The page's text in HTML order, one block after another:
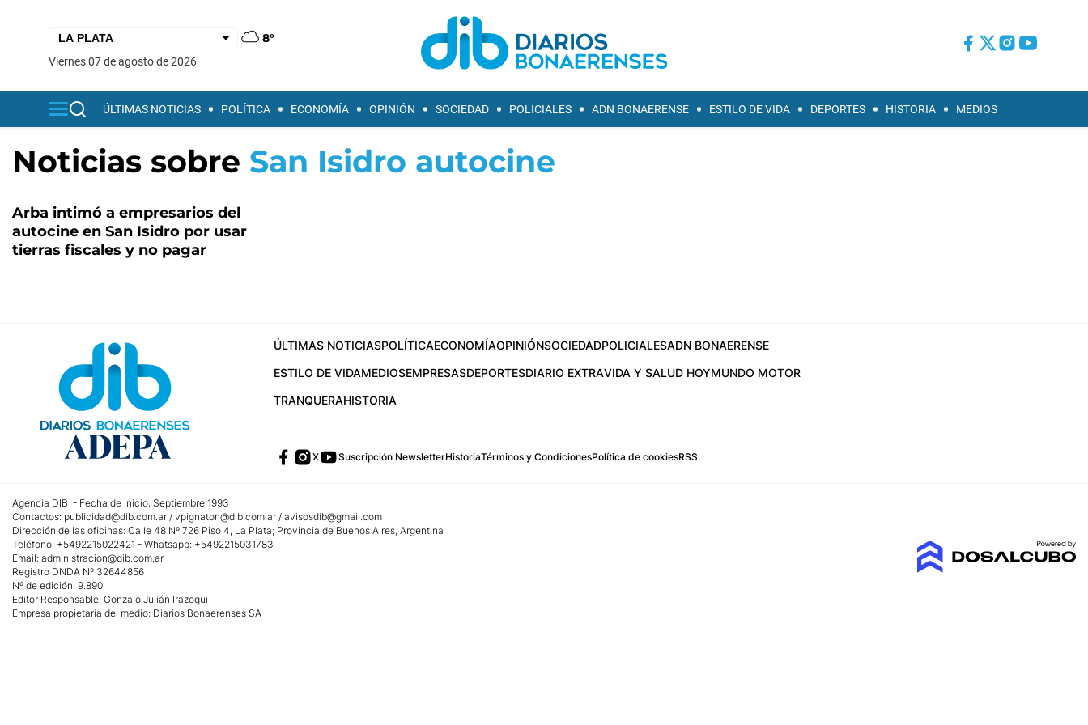
8°
viernes 07 de agosto de 2026
ÚLTIMAS NOTICIAS POLÍTICA ECONOMÍA OPINIÓN SOCIEDAD POLICIALES ADN BONAERENSE ESTILO DE VIDA DEPORTES HISTORIA MEDIOS
Noticias sobre San Isidro autocine
Arba intimó a empresarios del
autocine en San Isidro por usar
tierras fiscales y no pagar
ÚLTIMAS NOTICIASPOLÍTICAECONOMÍAOPINIÓNSOCIEDADPOLICIALESADN BONAERENSE
ESTILO DE VIDAMEDIOSEMPRESASDEPORTESDIARIO EXTRAVIDA Y SALUD HOYMUNDO MOTOR
TRANQUERAHISTORIA
X Suscripción NewsletterHistoriaTérminos y CondicionesPolítica de cookiesRSS
Agencia DIB - Fecha de Inicio: Septiembre 1993
Contactos: publicidad@dib.com.ar / vpignaton@dib.com.ar / avisosdib@gmail.com
Dirección de las oficinas: Calle 48 Nº 726 Piso 4, La Plata; Provincia de Buenos Aires, Argentina
Teléfono: +5492215022421 - Whatsapp: +5492215031783
Email: administracion@dib.com.ar
Registro DNDA Nº 32644856
Nº de edición: 9.890
Editor Responsable: Gonzalo Julián Irazoqui
Empresa propietaria del medio: Diarios Bonaerenses SA